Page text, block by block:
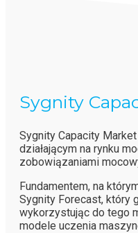
Sygnity
Sygnity Capacity
działającym na rynku
zobowiązaniami
Fundamentem, na
Sygnity Forecast, który
wykorzystując do tego
modele uczenia